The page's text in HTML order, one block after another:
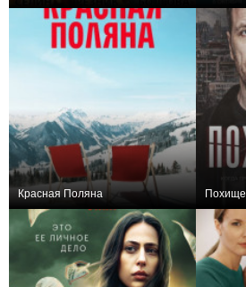
Красная Поляна